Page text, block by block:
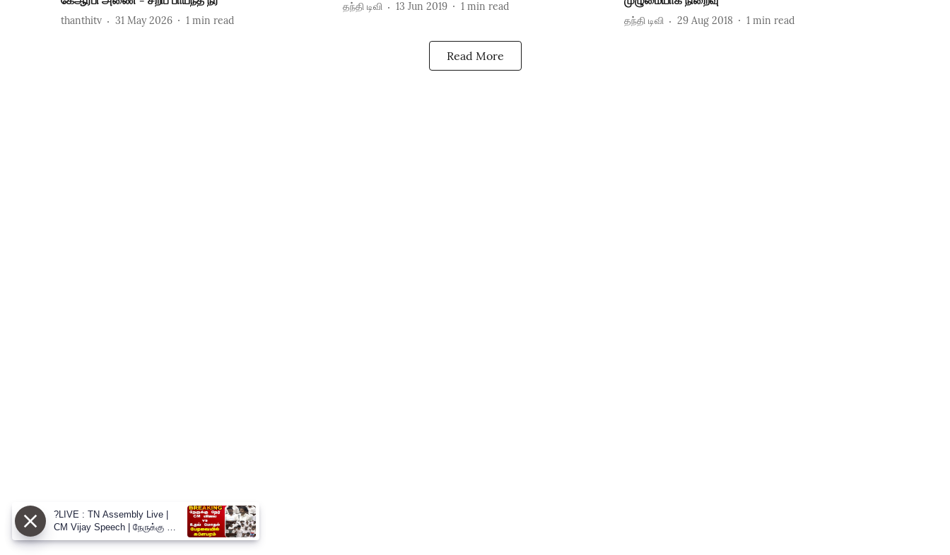
thanthitv 31 May 2026 1 min read
தந்தி டிவி 13 Jun 2019 1 min read
தந்தி டிவி 29 Aug 2018 1 min read
Read More
?LIVE : TN Assembly Live |
CM Vijay Speech | நேருக்கு நேர்
CM விஜய் vs உதய் மோதல்